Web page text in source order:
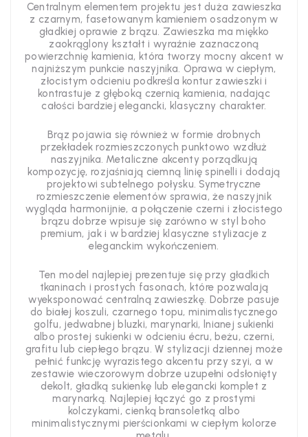
Centralnym elementem projektu jest duża zawieszka
z czarnym, fasetowanym kamieniem osadzonym w
gładkiej oprawie z brązu. Zawieszka ma miękko
zaokrąglony kształt i wyraźnie zaznaczoną
powierzchnię kamienia, która tworzy mocny akcent w
najniższym punkcie naszyjnika. Oprawa w ciepłym,
złocistym odcieniu podkreśla kontur zawieszki i
kontrastuje z głęboką czernią kamienia, nadając
całości bardziej elegancki, klasyczny charakter.
Brąz pojawia się również w formie drobnych
przekładek rozmieszczonych punktowo wzdłuż
naszyjnika. Metaliczne akcenty porządkują
kompozycję, rozjaśniają ciemną linię spinelli i dodają
projektowi subtelnego połysku. Symetryczne
rozmieszczenie elementów sprawia, że naszyjnik
wygląda harmonijnie, a połączenie czerni i złocistego
brązu dobrze wpisuje się zarówno w styl boho
premium, jak i w bardziej klasyczne stylizacje z
eleganckim wykończeniem.
Ten model najlepiej prezentuje się przy gładkich
tkaninach i prostych fasonach, które pozwalają
wyeksponować centralną zawieszkę. Dobrze pasuje
do białej koszuli, czarnego topu, minimalistycznego
golfu, jedwabnej bluzki, marynarki, lnianej sukienki
albo prostej sukienki w odcieniu écru, beżu, czerni,
grafitu lub ciepłego brązu. W stylizacji dziennej może
pełnić funkcję wyrazistego akcentu przy szyi, a w
zestawie wieczorowym dobrze uzupełni odsłonięty
dekolt, gładką sukienkę lub elegancki komplet z
marynarką. Najlepiej łączyć go z prostymi
kolczykami, cienką bransoletką albo
minimalistycznymi pierścionkami w ciepłym kolorze